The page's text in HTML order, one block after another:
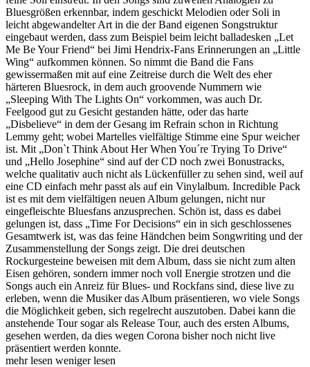
Bluesgrößen erkennbar, indem geschickt Melodien oder Soli in
leicht abgewandelter Art in die der Band eigenen Songstruktur
eingebaut werden, dass zum Beispiel beim leicht balladesken „Let
Me Be Your Friend“ bei Jimi Hendrix-Fans Erinnerungen an „Little
Wing“ aufkommen können. So nimmt die Band die Fans
gewissermaßen mit auf eine Zeitreise durch die Welt des eher
härteren Bluesrock, in dem auch groovende Nummern wie
„Sleeping With The Lights On“ vorkommen, was auch Dr.
Feelgood gut zu Gesicht gestanden hätte, oder das harte
„Disbelieve“ in dem der Gesang im Refrain schon in Richtung
Lemmy geht; wobei Martelles vielfältige Stimme eine Spur weicher
ist. Mit „Don`t Think About Her When You´re Trying To Drive“
und „Hello Josephine“ sind auf der CD noch zwei Bonustracks,
welche qualitativ auch nicht als Lückenfüller zu sehen sind, weil auf
eine CD einfach mehr passt als auf ein Vinylalbum. Incredible Pack
ist es mit dem vielfältigen neuen Album gelungen, nicht nur
eingefleischte Bluesfans anzusprechen. Schön ist, dass es dabei
gelungen ist, dass „Time For Decisions“ ein in sich geschlossenes
Gesamtwerk ist, was das feine Händchen beim Songwriting und der
Zusammenstellung der Songs zeigt. Die drei deutschen
Rockurgesteine beweisen mit dem Album, dass sie nicht zum alten
Eisen gehören, sondern immer noch voll Energie strotzen und die
Songs auch ein Anreiz für Blues- und Rockfans sind, diese live zu
erleben, wenn die Musiker das Album präsentieren, wo viele Songs
die Möglichkeit geben, sich regelrecht auszutoben. Dabei kann die
anstehende Tour sogar als Release Tour, auch des ersten Albums,
gesehen werden, da dies wegen Corona bisher noch nicht live
präsentiert werden konnte.
mehr lesen weniger lesen